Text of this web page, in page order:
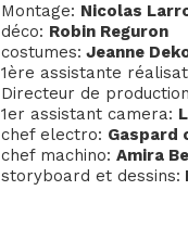
Montage: Nicolas
déco: Robin Reguron
costumes: Jeanne
1ère assistante
Directeur de
1er assistant camera:
chef electro: Gaspard
chef machino: Amira
storyboard et dessins: